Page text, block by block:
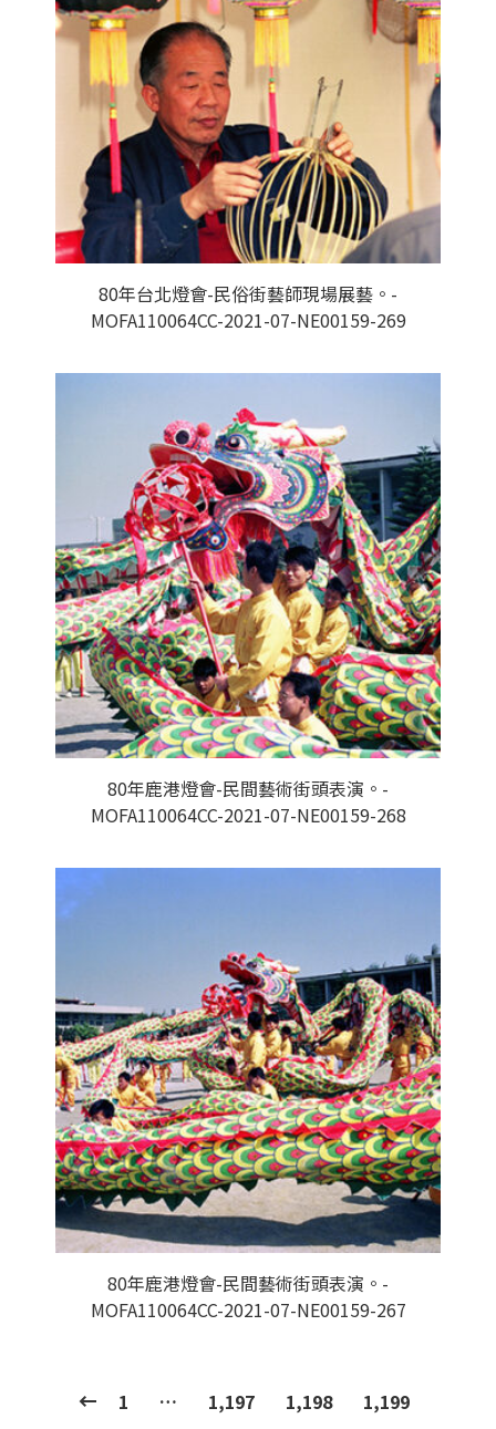
80年台北燈會-民俗街藝師現場展藝。-
MOFA110064CC-2021-07-NE00159-269
80年鹿港燈會-民間藝術街頭表演。-
MOFA110064CC-2021-07-NE00159-268
80年鹿港燈會-民間藝術街頭表演。-
MOFA110064CC-2021-07-NE00159-267
1 … 1,197 1,198
1,199